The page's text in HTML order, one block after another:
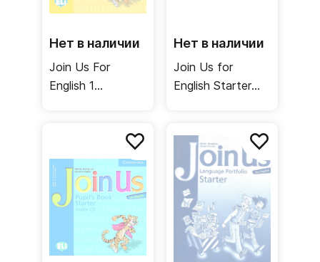
Нет в наличии
Join Us For
English 1
Нет в наличии
Join Us for
English Starter
песнями